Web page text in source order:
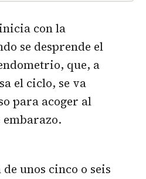
con la
se desprende el
que, a
el ciclo, se va
para acoger al
embarazo.
unos cinco o seis